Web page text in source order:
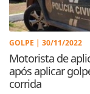
GOLPE | 30/11/2022
Motorista de
após aplicar
corrida